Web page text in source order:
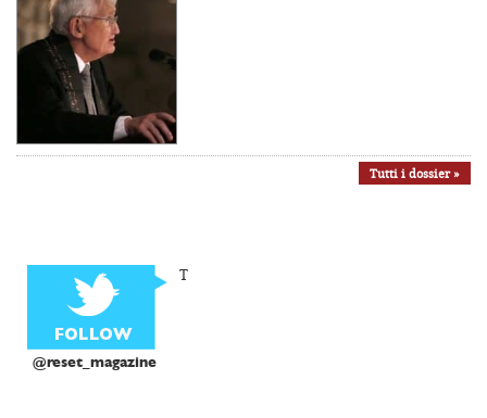
Tutti i dossier »
@reset_magazine
T